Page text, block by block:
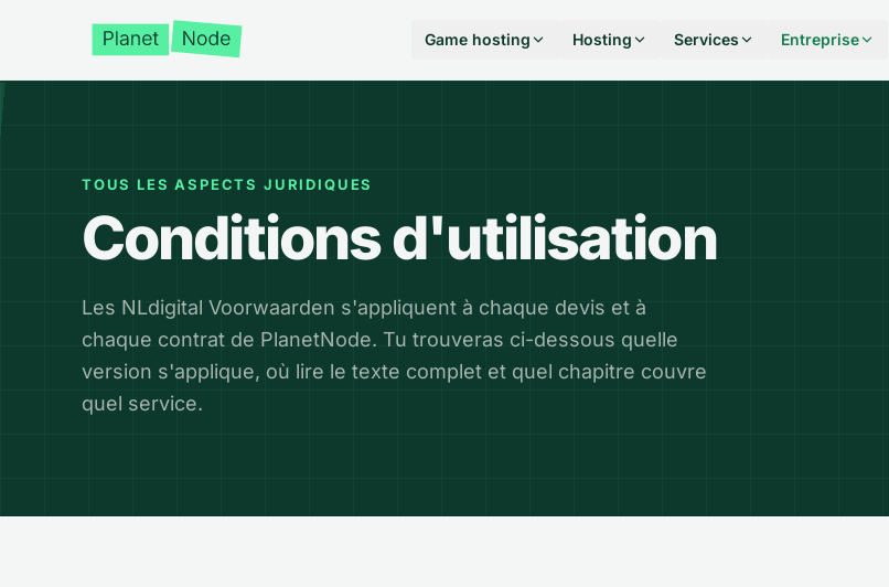
Game hosting Hosting Services Entreprise
TOUS LES ASPECTS JURIDIQUES
Conditions d'utilisation
Les NLdigital Voorwaarden s'appliquent à chaque devis et à
chaque contrat de PlanetNode. Tu trouveras ci-dessous quelle
version s'applique, où lire le texte complet et quel chapitre couvre
quel service.